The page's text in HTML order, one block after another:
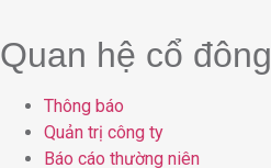
Quan hệ cổ đông
Thông báo
Quản trị công ty
Báo cáo thường niên